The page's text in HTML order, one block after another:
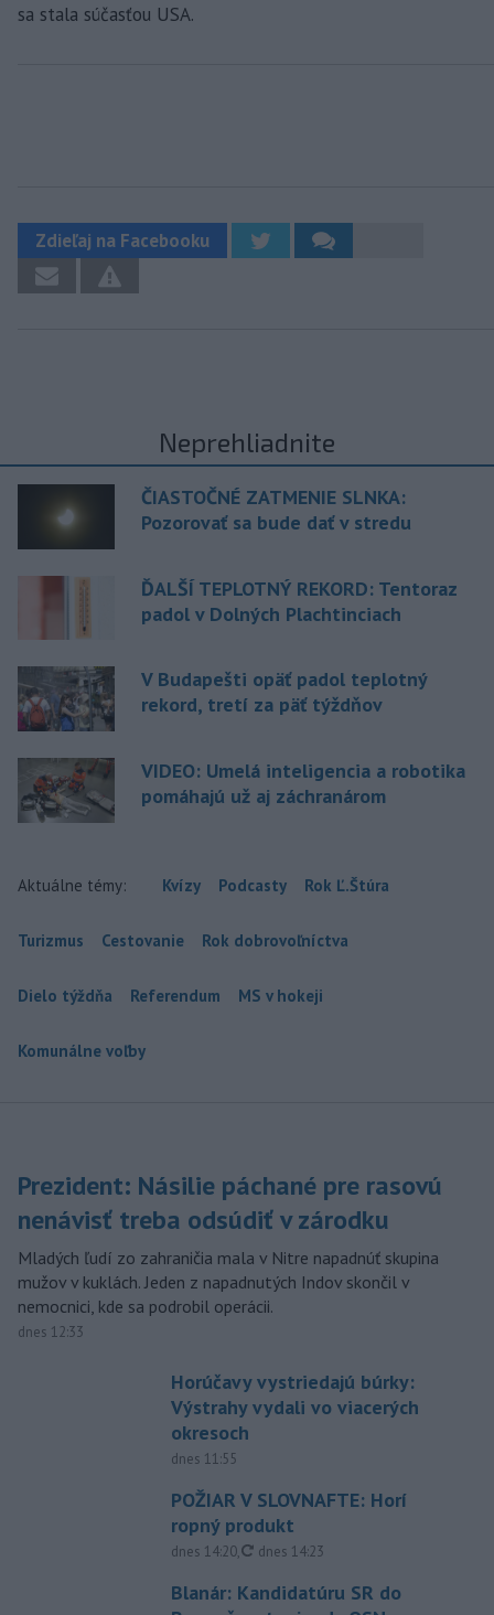
sa stala súčasťou USA.
Zdieľaj na Facebooku
Neprehliadnite
ČIASTOČNÉ ZATMENIE SLNKA:
Pozorovať sa bude dať v stredu
ĎALŠÍ TEPLOTNÝ REKORD: Tentoraz
padol v Dolných Plachtinciach
V Budapešti opäť padol teplotný
rekord, tretí za päť týždňov
VIDEO: Umelá inteligencia a robotika
pomáhajú už aj záchranárom
Aktuálne témy: Kvízy Podcasty Rok Ľ.Štúra
Turizmus Cestovanie Rok dobrovoľníctva
Dielo týždňa Referendum MS v hokeji
Komunálne voľby
Prezident: Násilie páchané pre rasovú
nenávisť treba odsúdiť v zárodku
Mladých ľudí zo zahraničia mala v Nitre napadnúť skupina
mužov v kuklách. Jeden z napadnutých Indov skončil v
nemocnici, kde sa podrobil operácii.
dnes 12:33
Horúčavy vystriedajú búrky:
Výstrahy vydali vo viacerých
okresoch
dnes 11:55
POŽIAR V SLOVNAFTE: Horí
ropný produkt
dnes 14:20, aktualizované
dnes 14:23
Blanár: Kandidatúru SR do